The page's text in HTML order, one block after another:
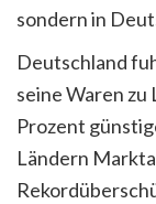
sondern in
Deutschland
seine Waren zu
Prozent
Ländern